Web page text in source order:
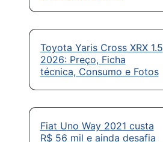
Toyota Yaris Cross XRX 1.5
2026: Preço, Ficha
técnica, Consumo e Fotos
Fiat Uno Way 2021 custa
R$ 56 mil e ainda desafia